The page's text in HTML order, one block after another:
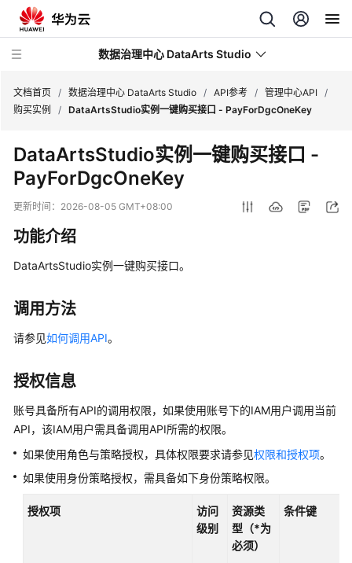
数据治理中心 DataArts Studio
新
动
服
务
公
产
品
绍
数
据
理
方
论
文档首页 / 数据治理中心 DataArts Studio / API参考 / 管理中心API /
购买实例
/ DataArtsStudio实例一键购买接口 - PayForDgcOneKey
DataArtsStudio实例一键购买接口 -
PayForDgcOneKey
更新时间： 2026-08-05 GMT+08:00
功能介绍
DataArtsStudio实例一键购买接口。
调用方法
请参见如何调用API。
授权信息
账号具备所有API的调用权限，如果使用账号下的IAM用户调用当前
API，该IAM用户需具备调用API所需的权限。
如果使用角色与策略授权，具体权限要求请参见权限和授权项。
如果使用身份策略授权，需具备如下身份策略权限。
授权项
访问
级别
资源类
型（*为
必须）
条件键